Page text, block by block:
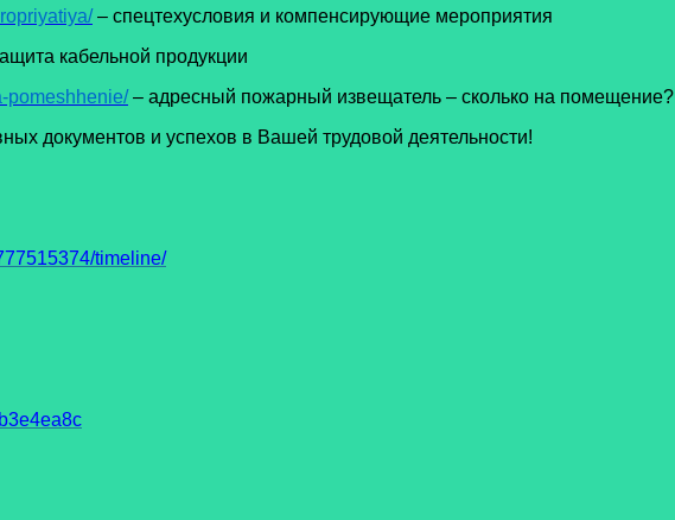
– спецтехусловия и компенсирующие мероприятия
кабельной продукции
pomeshhenie/– адресный пожарный извещатель – сколько на помещение?
документов и успехов в Вашей трудовой деятельности!
timeline/